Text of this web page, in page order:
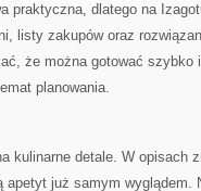
praktyczna, dlatego na
listy zakupów oraz
że można gotować
planowania.
kulinarne detale. W opisach
apetyt już samym wyglądem.